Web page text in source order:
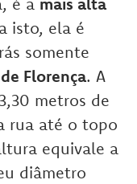
isto, ela é
somente
Florença. A
metros de
rua até o topo
equivale a
diâmetro